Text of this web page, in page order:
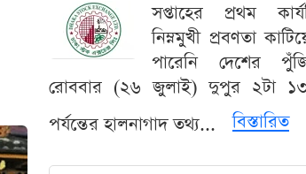
সপ্তাহের প্রথম
নিম্নমুখী প্রবণতা
পারেনি দেশের
রোববার (২৬ জুলাই) দুপুর ২টা ১৩
পর্যন্তের হালনাগাদ তথ্য...
বিস্তারিত